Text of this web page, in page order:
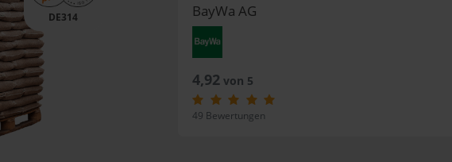
DE314 BayWa AG
4,92von 5
49 Bewertungen